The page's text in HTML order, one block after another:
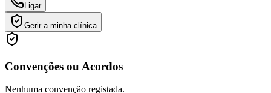
Ligar
Gerir a minha clínica
Convenções ou Acordos
Nenhuma convenção registada.